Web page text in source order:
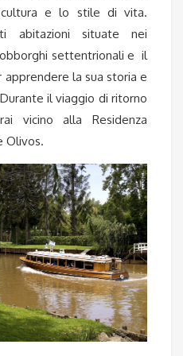
e lo stile di vita.
abitazioni situate nei
settentrionali e il
la sua storia e
il viaggio di ritorno
vicino alla Residenza
Olivos.